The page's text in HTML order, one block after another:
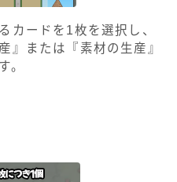
カードを1枚を選択し、
』または『素材の生産』
。